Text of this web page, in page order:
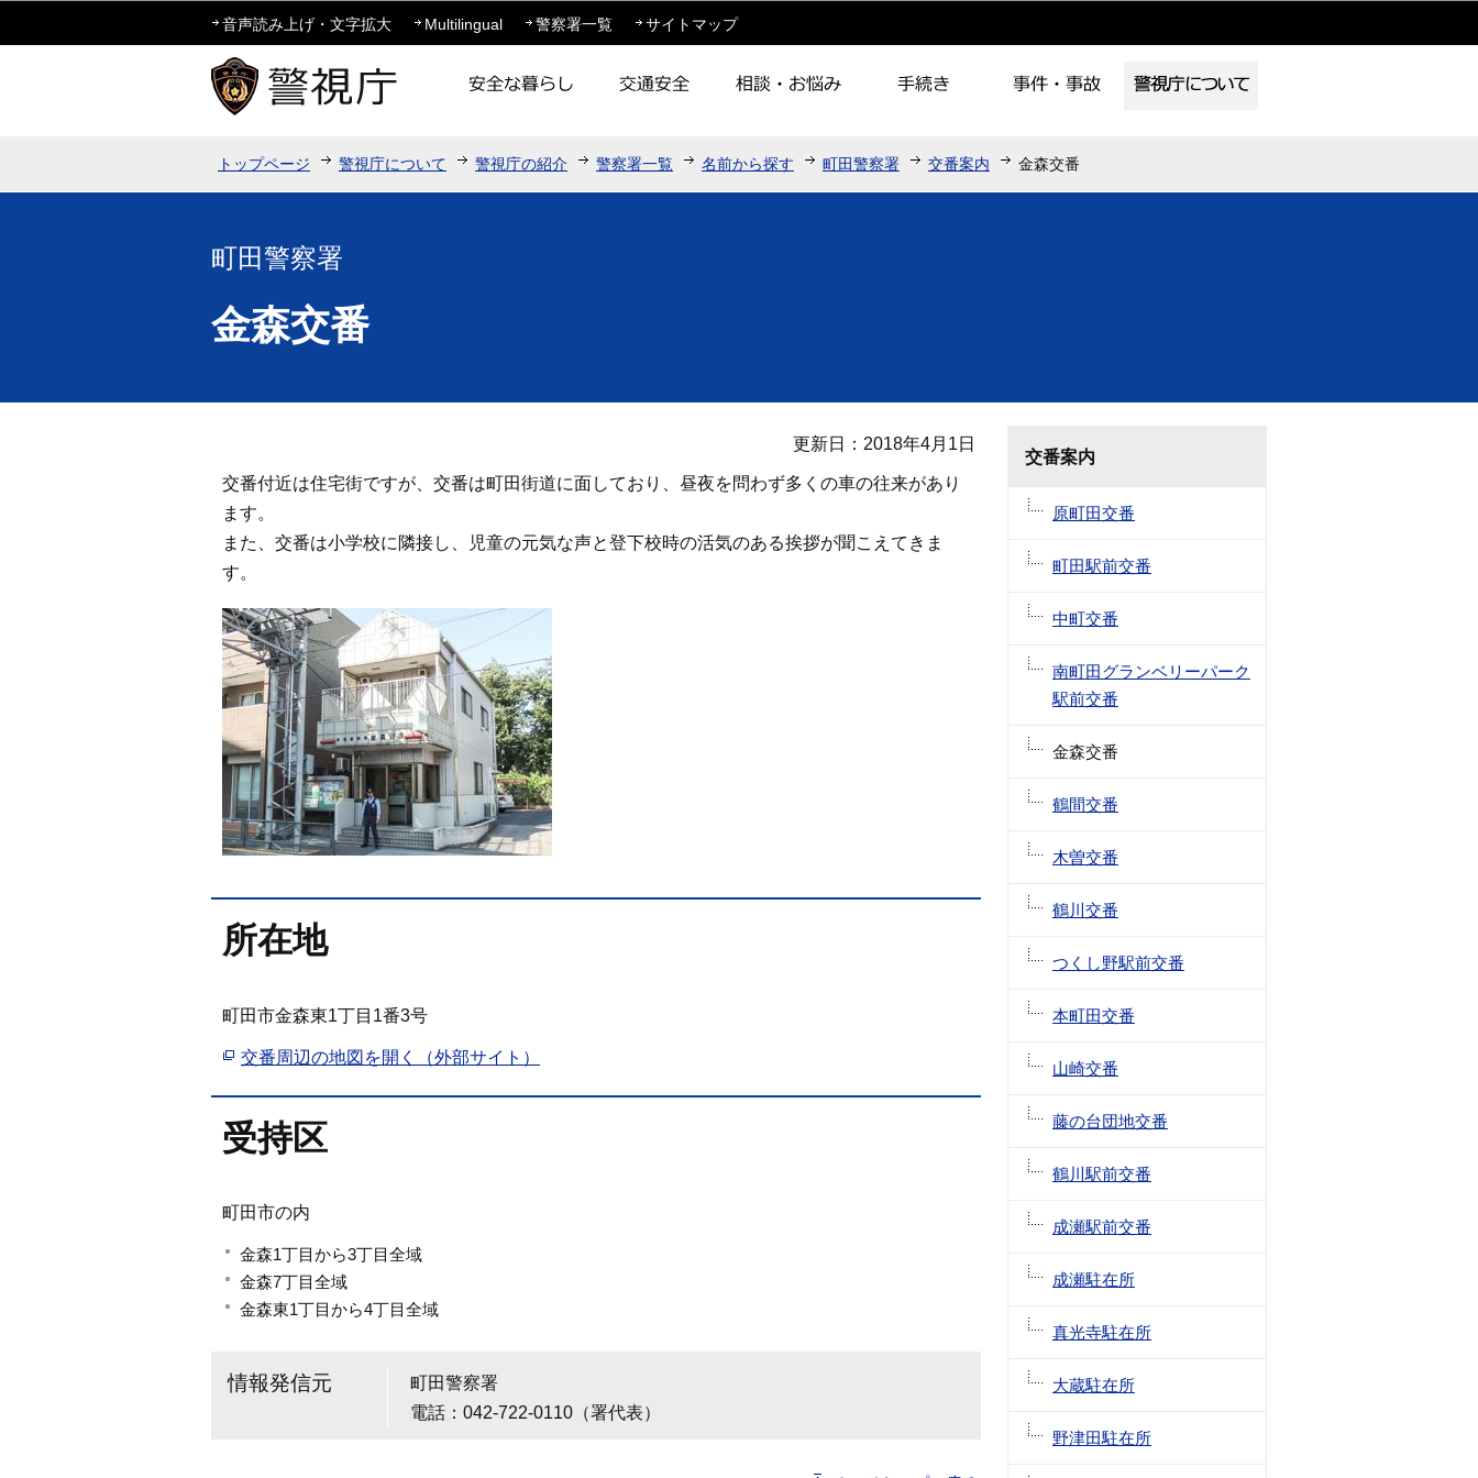
このページの本文へ移動
音声読み上げ・文字拡大 Multilingual 警察署一覧 サイトマップ
トップページ 警視庁について 警視庁の紹介 警察署一覧 名前から探す 町田警察署 交番案内 金森交番
町田警察署
金森交番
更新日：2018年4月1日
交番付近は住宅街ですが、交番は町田街道に面しており、昼夜を問わず多くの車の往来があり
ます。
また、交番は小学校に隣接し、児童の元気な声と登下校時の活気のある挨拶が聞こえてきま
す。
所在地
町田市金森東1丁目1番3号
交番周辺の地図を開く（外部サイト）
受持区
町田市の内
金森1丁目から3丁目全域
金森7丁目全域
金森東1丁目から4丁目全域
情報発信元
町田警察署
電話：042-722-0110（署代表）
交番案内
原町田交番
町田駅前交番
中町交番
南町田グランベリーパーク
駅前交番
金森交番
鶴間交番
木曽交番
鶴川交番
つくし野駅前交番
本町田交番
山崎交番
藤の台団地交番
鶴川駅前交番
成瀬駅前交番
成瀬駐在所
真光寺駐在所
大蔵駐在所
野津田駐在所